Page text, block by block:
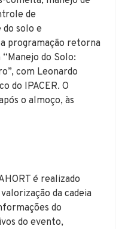
de
solo e
programação retorna
“Manejo do Solo:
com Leonardo
do IPACER. O
o almoço, às
é realizado
da cadeia
do
do evento,